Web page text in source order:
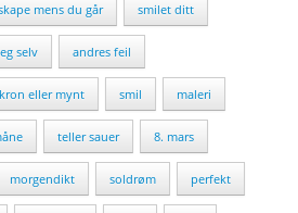
mens du går smilet ditt
selv andres feil
kron eller mynt smil maleri
teller sauer 8. mars
morgendikt soldrøm perfekt